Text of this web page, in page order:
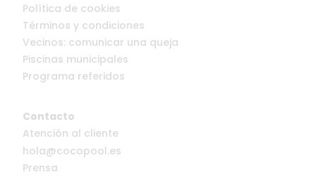
Política de cookies
Términos y condiciones
Vecinos: comunicar una queja
Piscinas municipales
Programa referidos
Contacto
Atención al cliente
hola@cocopool.es
Prensa